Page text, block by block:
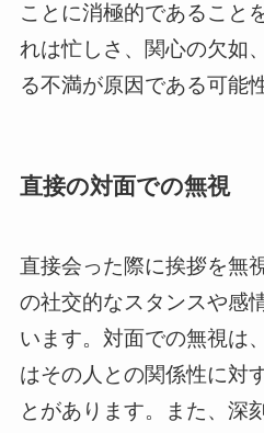
ことに消極的であること
れは忙しさ、関心の欠如
る不満が原因である可能
直接の対面での無視
直接会った際に挨拶を無
の社交的なスタンスや感
います。対面での無視は
はその人との関係性に対
とがあります。また、深